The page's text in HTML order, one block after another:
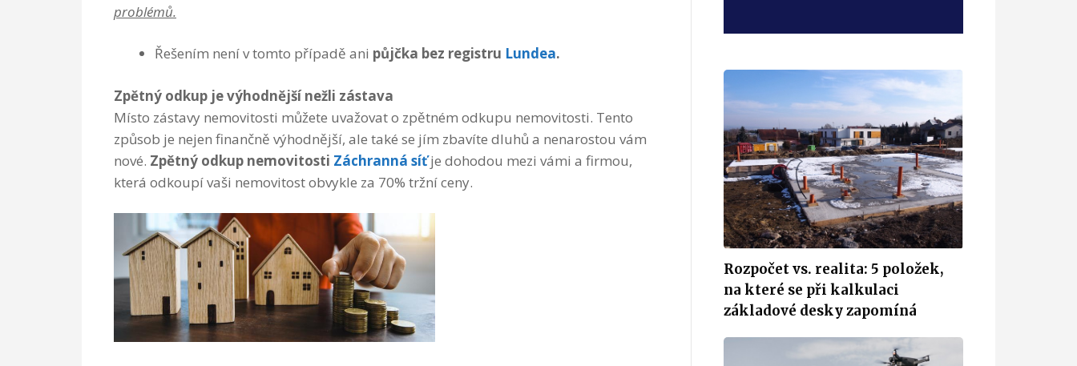
problémů.
Řešením není v tomto případě ani půjčka bez registru Lundea.
Zpětný odkup je výhodnější nežli zástava
Místo zástavy nemovitosti můžete uvažovat o zpětném odkupu nemovitosti. Tento
způsob je nejen finančně výhodnější, ale také se jím zbavíte dluhů a nenarostou vám
nové. Zpětný odkup nemovitosti Záchranná síťje dohodou mezi vámi a firmou,
která odkoupí vaši nemovitost obvykle za 70% tržní ceny.
Rozpočet vs. realita: 5 položek,
na které se při kalkulaci
základové desky zapomíná